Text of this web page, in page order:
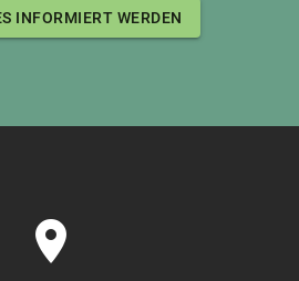
INFORMIERT WERDEN
place